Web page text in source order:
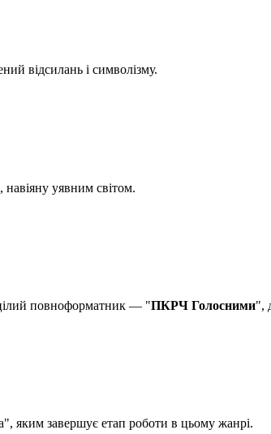
відсилань і символізму.
уявним світом.
цілий повноформатник — "ПКРЧ Голосними",
яким завершує етап роботи в цьому жанрі.